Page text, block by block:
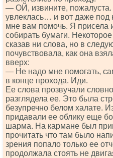
— ОЙ, извините,
увлеклась… и вот даже под
мне вам помочь. Я присела
собирать бумаги.
сказав ни слова, но в
почувствовала, как она
вверх:
— Не надо мне помогать,
в конце прохода. Иди.
Ее слова прозвучали
разглядела ее. Это была
безупречно белом халате.
придавали ее облику еще
шарма. На кармане был
прочитать что там было
зрения попало только ее
продолжала стоять не